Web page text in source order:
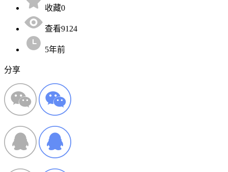
收藏0
查看9124
5年前
分享